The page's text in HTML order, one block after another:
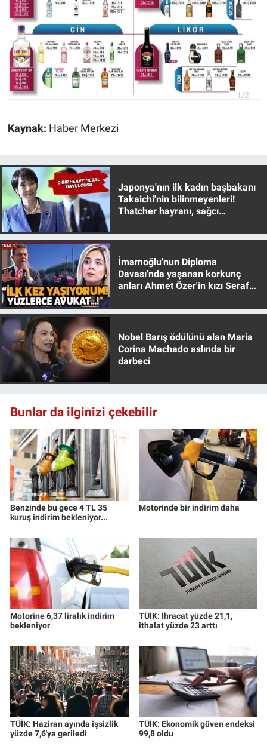
Kaynak: Haber Merkezi
Japonya'nın ilk kadın başbakanı
Takaichi'nin bilinmeyenleri!
Thatcher hayranı, sağcı
İmamoğlu'nun Diploma
Davası'nda yaşanan korkunç
anları Ahmet Özer'in kızı Seraf
Nobel Barış ödülünü alan Maria
Corina Machado aslında bir
darbeci
Bunlar da ilginizi çekebilir
Benzinde bu gece 4 TL 35
kuruş indirim bekleniyor...
Motorinde bir indirim daha
Motorine 6,37 liralık indirim
bekleniyor
TÜİK: İhracat yüzde 21,1,
ithalat yüzde 23 arttı
TÜİK: Haziran ayında işsizlik
yüzde 7,6'ya geriledi
TÜİK: Ekonomik güven endeksi
99,8 oldu